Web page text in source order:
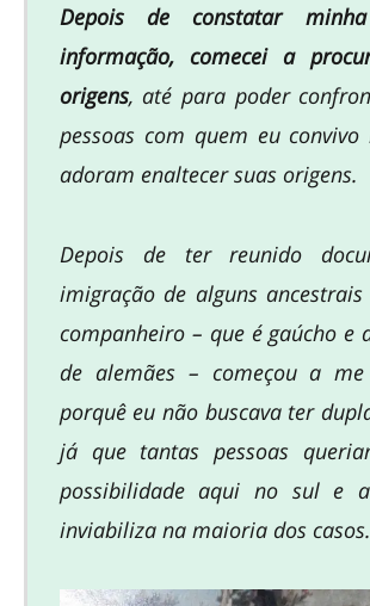
Depois de constatar
informação, comecei a
origens, até para poder
pessoas com quem eu
adoram enaltecer suas origens.
Depois de ter reunido
imigração de alguns
companheiro – que é gaúcho e
de alemães – começou a me
porquê eu não buscava ter
já que tantas pessoas
possibilidade aqui no sul e
inviabiliza na maioria dos casos.